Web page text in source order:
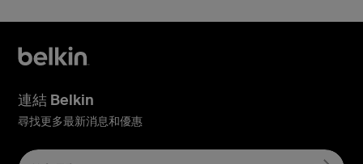
連結 Belkin
尋找更多最新消息和優惠